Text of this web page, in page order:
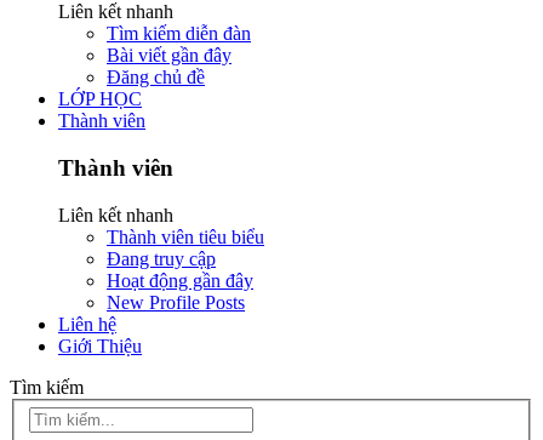
Liên kết nhanh
Tìm kiếm diễn đàn
Bài viết gần đây
Đăng chủ đề
LỚP HỌC
Thành viên
Thành viên
Liên kết nhanh
Thành viên tiêu biểu
Đang truy cập
Hoạt động gần đây
New Profile Posts
Liên hệ
Giới Thiệu
Tìm kiếm